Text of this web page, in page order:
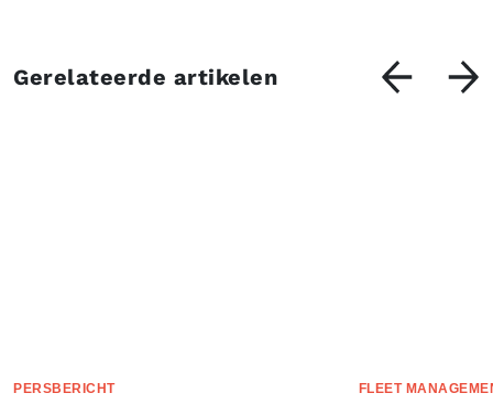
Gerelateerde artikelen
PERSBERICHT FLEET